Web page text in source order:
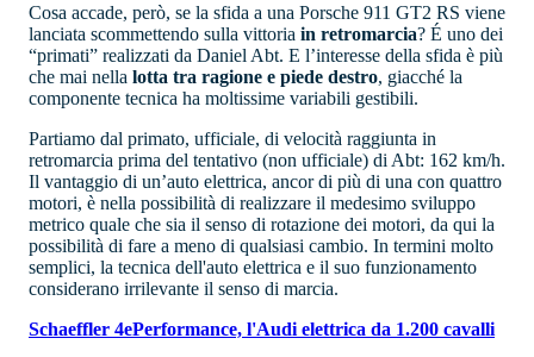
Cosa accade, però, se la sfida a una Porsche 911 GT2 RS viene
lanciata scommettendo sulla vittoria in retromarcia? É uno dei
“primati” realizzati da Daniel Abt. E l’interesse della sfida è più
che mai nella lotta tra ragione e piede destro, giacché la
componente tecnica ha moltissime variabili gestibili.
Partiamo dal primato, ufficiale, di velocità raggiunta in
retromarcia prima del tentativo (non ufficiale) di Abt: 162 km/h.
Il vantaggio di un’auto elettrica, ancor di più di una con quattro
motori, è nella possibilità di realizzare il medesimo sviluppo
metrico quale che sia il senso di rotazione dei motori, da qui la
possibilità di fare a meno di qualsiasi cambio. In termini molto
semplici, la tecnica dell'auto elettrica e il suo funzionamento
considerano irrilevante il senso di marcia.
Schaeffler 4ePerformance, l'Audi elettrica da 1.200 cavalli